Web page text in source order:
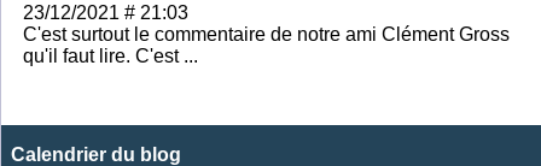
23/12/2021 # 21:03
C'est surtout le commentaire de notre ami Clément Gross
qu'il faut lire. C'est ...
Calendrier du blog